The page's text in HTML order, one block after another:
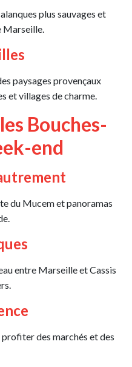
plus sauvages et
Marseille.
paysages provençaux
et villages de charme.
Bouches-
end
du Mucem et panoramas
entre Marseille et Cassis
des marchés et des